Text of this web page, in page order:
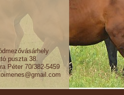
puszta 38.
Péter 70/382-5459